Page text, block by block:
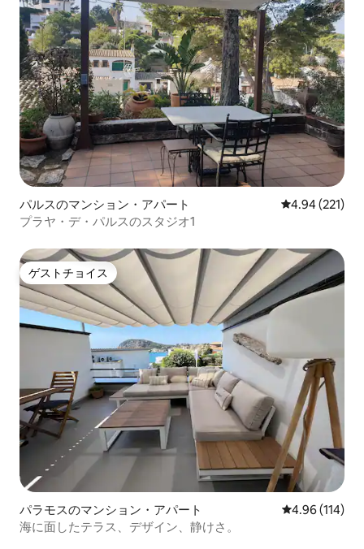
パルスのマンション・アパート レビュー221
4.94 (221)
プラヤ・デ・パルスのスタジオ1
ゲストチョイス
ゲストチョイス
パラモスのマンション・アパート レビュー114
4.96 (114)
海に面したテラス、デザイン、静けさ。